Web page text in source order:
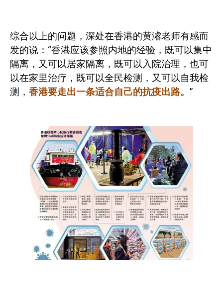
综合以上的问题，深处在香港的黄濬老师有感而
发的说：“香港应该参照内地的经验，既可以集中
隔离，又可以居家隔离，既可以入院治理，也可
以在家里治疗，既可以全民检测，又可以自我检
测， 香港要走出一条适合自己的抗疫出路。 ”